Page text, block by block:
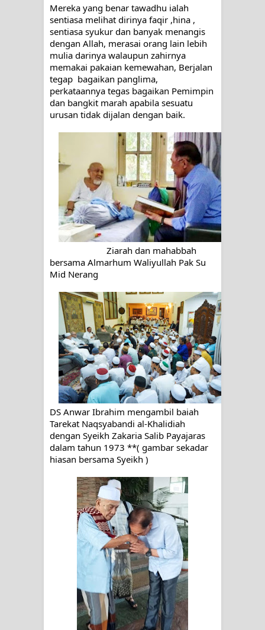
TETAPI JALAN MEMBERSIHKAN
HATI
"Kotoran Yang Paling Bahaya Bukan
Pada Pakaian, Tetapi Pada Qalbi"
Secara Biologis Manusia itu Sama,
Dengan Tingkat Kesadaran yang
Berbeda
WAHDATUL WUJUD, WAHDATU
SYUHUD, DAN MANUNGGALING
KAWULA GUSTI
WAHDATUL WUJUD ITU APA..??
Mereka yang benar tawadhu ialah
sentiasa melihat dirinya faqir ,hina ,
sentiasa syukur dan banyak menangis
dengan Allah, merasai orang lain lebih
mulia darinya walaupun zahirnya
memakai pakaian kemewahan, Berjalan
tegap  bagaikan panglima,
perkataannya tegas bagaikan Pemimpin
dan bangkit marah apabila sesuatu
urusan tidak dijalan dengan baik.
Ziarah dan mahabbah
bersama Almarhum Waliyullah Pak Su
Mid Nerang
DS Anwar Ibrahim mengambil baiah
Tarekat Naqsyabandi al-Khalidiah
dengan Syeikh Zakaria Salib Payajaras
dalam tahun 1973 **( gambar sekadar
hiasan bersama Syeikh )